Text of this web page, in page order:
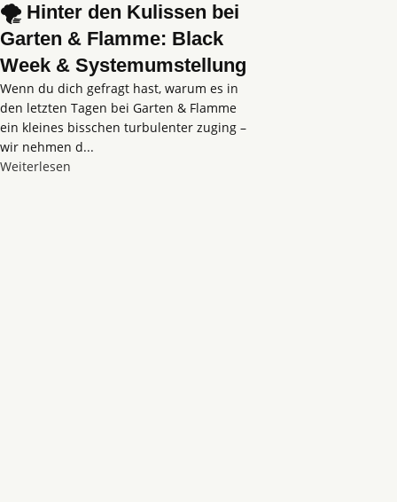
🌪️ Hinter den Kulissen bei
Garten & Flamme: Black
Week & Systemumstellung
Wenn du dich gefragt hast, warum es in
den letzten Tagen bei Garten & Flamme
ein kleines bisschen turbulenter zuging –
wir nehmen d...
Weiterlesen